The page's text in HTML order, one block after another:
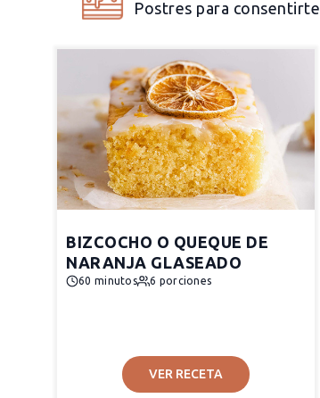
Postres para consentirte
BIZCOCHO O QUEQUE DE
NARANJA GLASEADO
60 minutos 6 porciones
VER RECETA